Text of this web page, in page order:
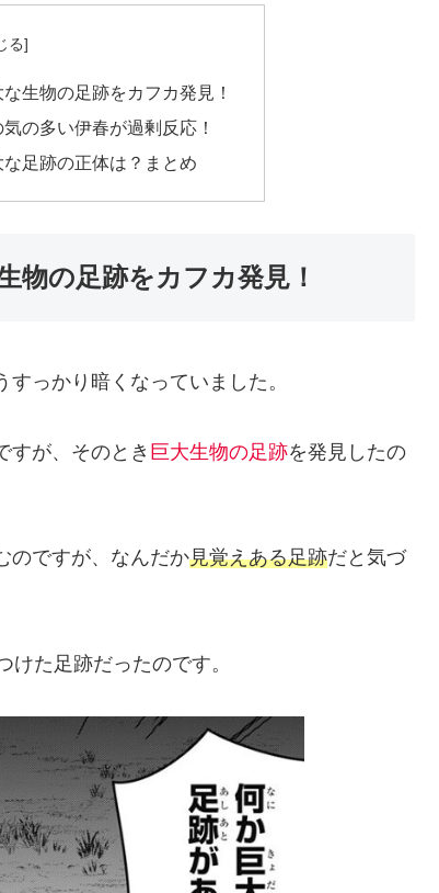
生物の足跡をカフカ発見！
の多い伊春が過剰反応！
足跡の正体は？まとめ
物の足跡をカフカ発見！
すっかり暗くなっていました。
すが、そのとき 巨大生物の足跡を発見したの
のですが、なんだか見覚えある足跡だと気づ
けた足跡だったのです。